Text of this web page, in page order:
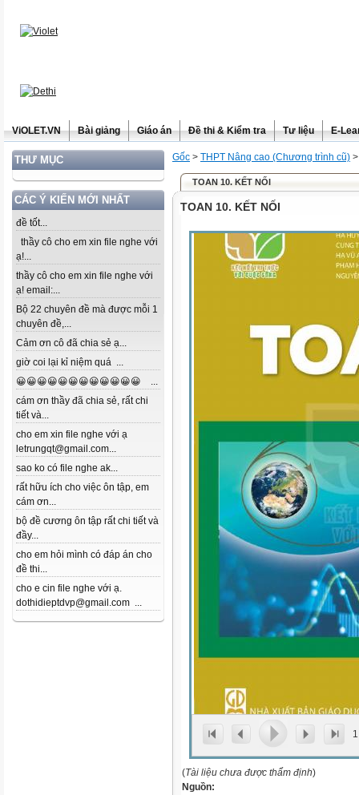
ViOLET.VN Bài giảng Giáo án Đề thi & Kiểm tra Tư liệu E-
THƯ MỤC
CÁC Ý KIẾN MỚI NHẤT
đề tốt...
thầy cô cho em xin file nghe với
ạ!...
thầy cô cho em xin file nghe với
ạ! email:...
Bộ 22 chuyên đề mà được mỗi 1
chuyên đề,...
Cảm ơn cô đã chia sẻ ạ...
giờ coi lại kỉ niệm quá ...
😀😀😀😀😀😀😀😀😀😀😀😀 ...
cám ơn thầy đã chia sẻ, rất chi
tiết và...
cho em xin file nghe với ạ
letrungqt@gmail.com...
sao ko có file nghe ak...
rất hữu ích cho việc ôn tập, em
cám ơn...
bộ đề cương ôn tập rất chi tiết và
đầy...
cho em hỏi mình có đáp án cho
đề thi...
cho e cin file nghe với ạ.
dothidieptdvp@gmail.com ...
Gốc > THPT Nâng cao (Chương trình cũ)
TOAN 10. KẾT NỐI
TOAN 10. KẾT NỐI
1
(Tài liệu chưa được thẩm định)
Nguồn: